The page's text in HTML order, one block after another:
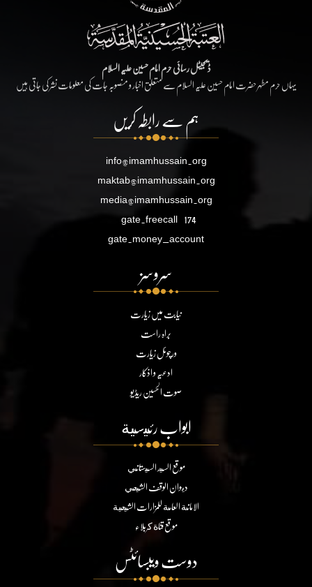
ڈیجیٹل رسائی حرم امام حسین علیہ السلام
یہاں حرم مطہر حضرت امام حسین علیہ السلام سے متعلق اخبار و منصوبہ جات کی معلومات نشر کی جاتی ہیں
ہم سے رابطہ کریں
info@imamhussain.org
maktab@imamhussain.org
media@imamhussain.org
gate.freecall 174
gate.money_account
سروسز
نیابت میں زیارت
براہ راست
ورچوئل زیارت
ادعیہ و اذکار
صوت الحسین ریڈیو
ابواب رئيسية
موقع السيد السيستاني
ديوان الوقف الشيعي
الامانة العامة للمزارات الشيعية
موقع قناة كربلاء
دوست ویبسائٹس